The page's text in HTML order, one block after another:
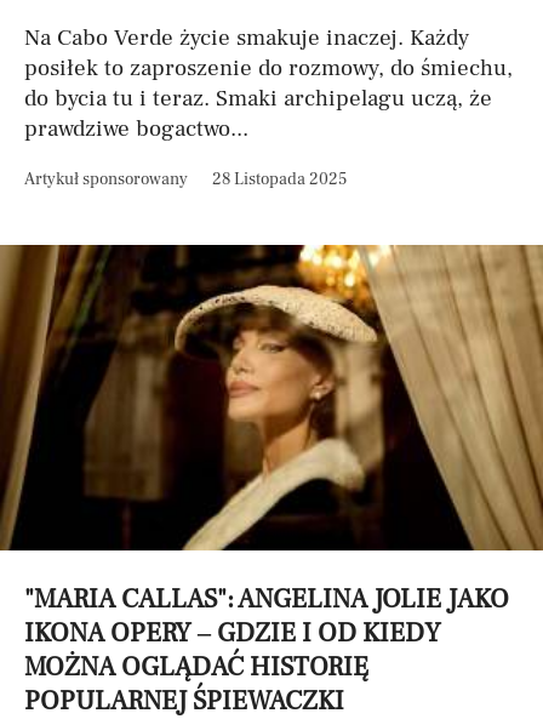
Na Cabo Verde życie smakuje inaczej. Każdy
posiłek to zaproszenie do rozmowy, do śmiechu,
do bycia tu i teraz. Smaki archipelagu uczą, że
prawdziwe bogactwo...
Artykuł sponsorowany 28 Listopada 2025
"MARIA CALLAS": ANGELINA JOLIE JAKO
IKONA OPERY – GDZIE I OD KIEDY
MOŻNA OGLĄDAĆ HISTORIĘ
POPULARNEJ ŚPIEWACZKI